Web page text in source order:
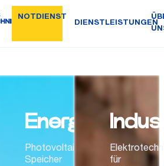
NOTDIENST
DIENSTLEISTUNGEN
Photovoltaik,
Speicher
für